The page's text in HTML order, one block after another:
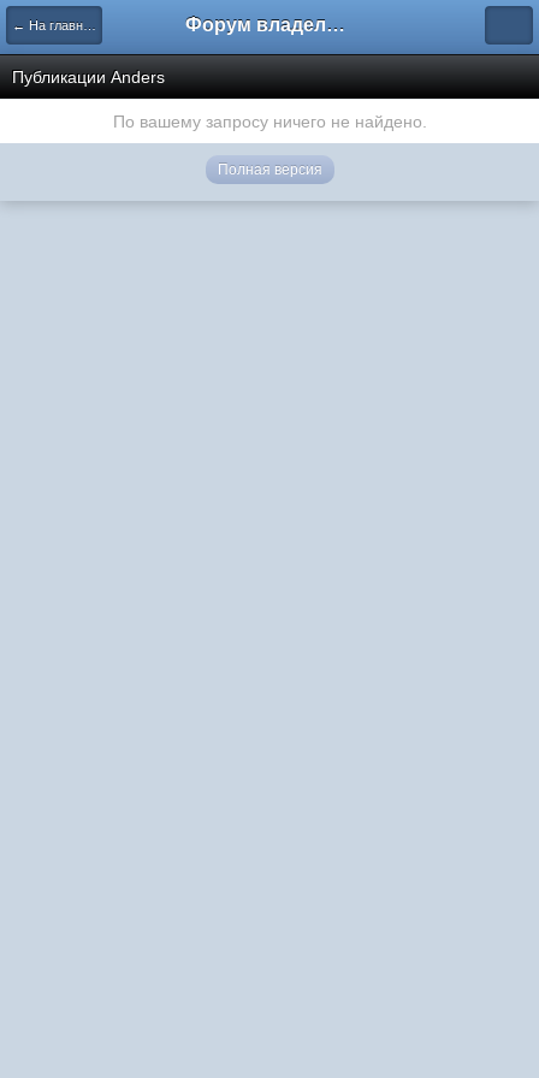
← На главную Форум владельцев интернет-магазинов
Публикации Anders
По вашему запросу ничего не найдено.
Полная версия